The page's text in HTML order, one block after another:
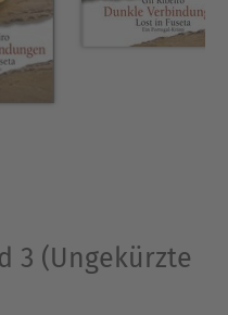
3 (Ungekürzte